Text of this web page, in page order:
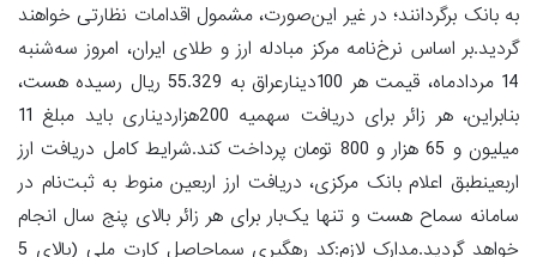
به بانک برگردانند؛ در غیر این‌صورت، مشمول اقدامات نظارتی خواهند
گردید.بر اساس نرخ‌نامه مرکز مبادله ارز و طلای ایران، امروز سه‌شنبه
14 مردادماه، قیمت هر 100دینارعراق به 55.329 ریال رسیده هست،
بنابراین، هر زائر برای دریافت سهمیه 200هزاردیناری باید مبلغ 11
میلیون و 65 هزار و 800 تومان پرداخت کند.شرایط کامل دریافت ارز
اربعینطبق اعلام بانک مرکزی، دریافت ارز اربعین منوط به ثبت‌نام در
سامانه سماح هست و تنها یک‌بار برای هر زائر بالای پنج سال انجام
خواهد گردید.مدارک لازم:کد رهگیری سماحاصل کارت ملی (بالای 5